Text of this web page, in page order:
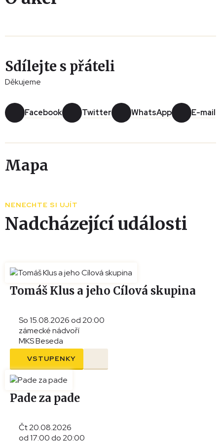
Sdílejte s přáteli
Děkujeme
Facebook Twitter WhatsApp E-mail
Mapa
NENECHTE SI UJÍT
Nadcházející události
Tomáš Klus a jeho Cílová skupina
So 15.08.2026 od 20:00
zámecké nádvoří
MKS Beseda
VSTUPENKY
Pade za pade
Čt 20.08.2026
od 17:00 do 20:00